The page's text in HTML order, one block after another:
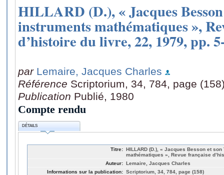
HILLARD (D.), « Jacques
instruments mathématiques »,
d’histoire du livre, 22, 1979, pp.
par Lemaire, Jacques Charles
Référence Scriptorium, 34, 784, page
Publication Publié, 1980
Compte rendu
DÉTAILS
Titre: HILLARD (D.), « Jacques Besson et
mathématiques », Revue française
Auteur: Lemaire, Jacques Charles
Informations sur la publication: Scriptorium, 34, 784, page (158)